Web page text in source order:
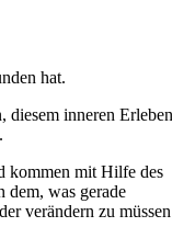
hat.
diesem inneren Erleben
kommen mit Hilfe des
dem, was gerade
verändern zu